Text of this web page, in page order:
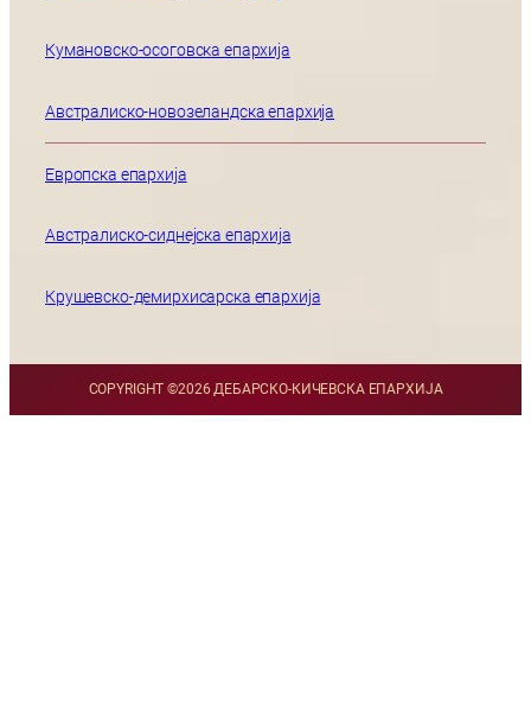
Кумановско-осоговска епархија
Австралиско-новозеландска епархија
Европска епархија
Австралиско-сиднејска епархија
Крушевско-демирхисарска епархија
COPYRIGHT ©2026 ДЕБАРСКО-КИЧЕВСКА ЕПАРХИЈА